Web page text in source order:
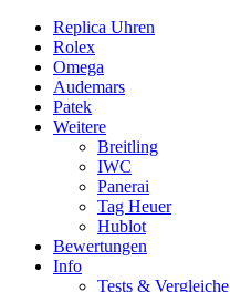
Replica Uhren
Rolex
Omega
Audemars
Patek
Weitere
Breitling
IWC
Panerai
Tag Heuer
Hublot
Bewertungen
Info
Tests & Vergleiche